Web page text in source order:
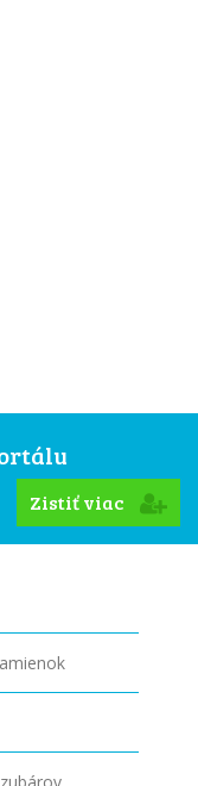
Zistiť viac